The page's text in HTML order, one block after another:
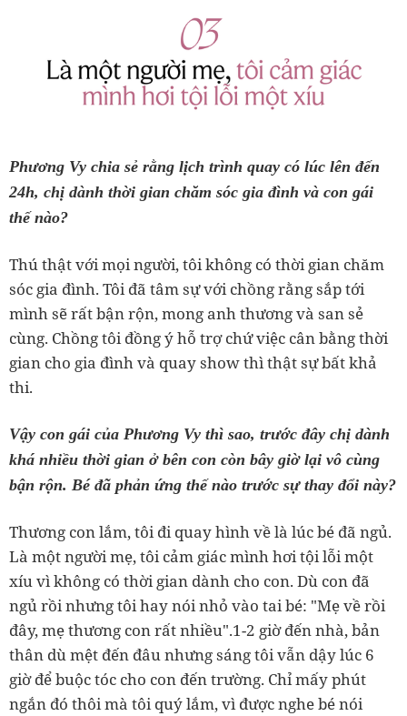
Phương Vy chia sẻ rằng lịch trình quay có lúc lên đến
24h, chị dành thời gian chăm sóc gia đình và con gái
thế nào?
Thú thật với mọi người, tôi không có thời gian chăm
sóc gia đình. Tôi đã tâm sự với chồng rằng sắp tới
mình sẽ rất bận rộn, mong anh thương và san sẻ
cùng. Chồng tôi đồng ý hỗ trợ chứ việc cân bằng thời
gian cho gia đình và quay show thì thật sự bất khả
thi.
Vậy con gái của Phương Vy thì sao, trước đây chị dành
khá nhiều thời gian ở bên con còn bây giờ lại vô cùng
bận rộn. Bé đã phản ứng thế nào trước sự thay đổi này?
Thương con lắm, tôi đi quay hình về là lúc bé đã ngủ.
Là một người mẹ, tôi cảm giác mình hơi tội lỗi một
xíu vì không có thời gian dành cho con. Dù con đã
ngủ rồi nhưng tôi hay nói nhỏ vào tai bé: "Mẹ về rồi
đây, mẹ thương con rất nhiều".1-2 giờ đến nhà, bản
thân dù mệt đến đâu nhưng sáng tôi vẫn dậy lúc 6
giờ để buộc tóc cho con đến trường. Chỉ mấy phút
ngắn đó thôi mà tôi quý lắm, vì được nghe bé nói